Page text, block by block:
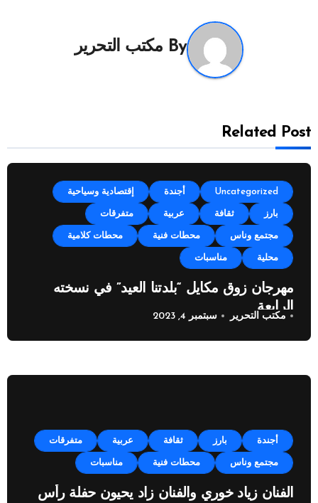
By مكتب التحرير
Related Post
Uncategorized أجندة إقتصادية وسياحية
بارز ثقافة عربية متفرقات
مجتمع وناس محطات فنية محطات كلامية
محلية مناسبات
مهرجان زوق مكايل “بلدتنا العيد” في نسخته
الرابعة
مكتب التحرير سبتمبر 4, 2023
أجندة بارز ثقافة عربية متفرقات
مجتمع وناس محطات فنية مناسبات
الفنان زياد خوري والفنان زاد يحيون حفلة رأس